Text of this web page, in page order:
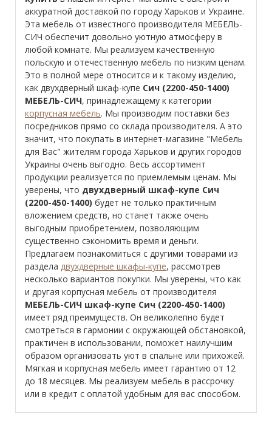
аккуратной доставкой по городу Харьков и Украине.
Эта мебель от известного производителя МЕБЕЛЬ-
СИЧ обеспечит довольно уютную атмосферу в
любой комнате. Мы реализуем качественную
польскую и отечественную мебель по низким ценам.
Это в полной мере относится и к такому изделию,
как двухдверный шкаф-купе Сич (2200-450-1400)
МЕБЕЛЬ-СИЧ, принадлежащему к категории
корпусная мебель. Мы производим поставки без
посредников прямо со склада производителя. А это
значит, что покупать в интернет-магазине "Мебель
для Вас" жителям города Харьков и других городов
Украины очень выгодно. Весь ассортимент
продукции реализуется по приемлемым ценам. Мы
уверены, что двухдверный шкаф-купе Сич
(2200-450-1400) будет не только практичным
вложением средств, но станет также очень
выгодным приобретением, позволяющим
существенно сэкономить время и деньги.
Предлагаем познакомиться с другими товарами из
раздела двухдверные шкафы-купе, рассмотрев
несколько вариантов покупки. Мы уверены, что как
и другая корпусная мебель от производителя
МЕБЕЛЬ-СИЧ шкаф-купе Сич (2200-450-1400)
имеет ряд преимуществ. Он великолепно будет
смотреться в гармонии с окружающей обстановкой,
практичен в использовании, поможет наилучшим
образом организовать уют в спальне или прихожей.
Мягкая и корпусная мебель имеет гарантию от 12
до 18 месяцев. Мы реализуем мебель в рассрочку
или в кредит с оплатой удобным для вас способом.